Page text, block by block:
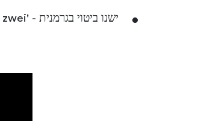
ישנו ביטוי בגרמנית - 'Alles hat ein Ende, nur die Wurst hat zwei', שמשמעותו היא 'להכל יש סוף, רק לנקניקייה יש שניים!'